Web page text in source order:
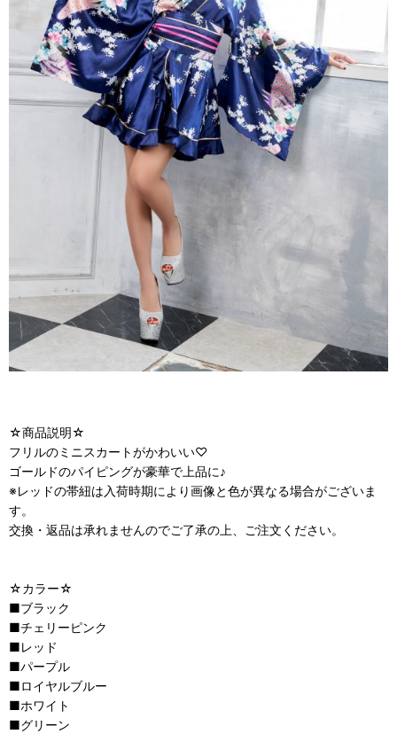
☆商品説明☆
フリルのミニスカートがかわいい♡
ゴールドのパイピングが豪華で上品に♪
※レッドの帯紐は入荷時期により画像と色が異なる場合がございま
す。
交換・返品は承れませんのでご了承の上、ご注文ください。
☆カラー☆
■ブラック
■チェリーピンク
■レッド
■パープル
■ロイヤルブルー
■ホワイト
■グリーン